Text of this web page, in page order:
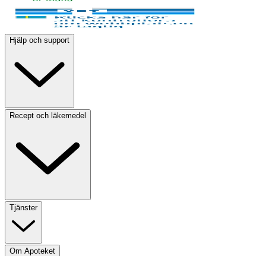
Hjälp och support
Recept och läkemedel
Tjänster
Om Apoteket